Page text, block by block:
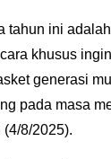
tahun ini
khusus
generasi
pada masa
(4/8/2025).